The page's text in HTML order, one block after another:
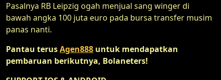
Pasalnya RB Leipzig ogah menjual sang winger di
bawah angka 100 juta euro pada bursa transfer musim
panas nanti.
Pantau terusAgen888 untuk mendapatkan
pembaruan berikutnya, Bolaneters!